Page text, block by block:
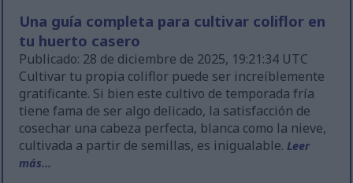
Una guía completa para cultivar coliflor en
tu huerto casero
Publicado: 28 de diciembre de 2025, 19:21:34 UTC
Cultivar tu propia coliflor puede ser increíblemente
gratificante. Si bien este cultivo de temporada fría
tiene fama de ser algo delicado, la satisfacción de
cosechar una cabeza perfecta, blanca como la nieve,
cultivada a partir de semillas, es inigualable.Leer
más...